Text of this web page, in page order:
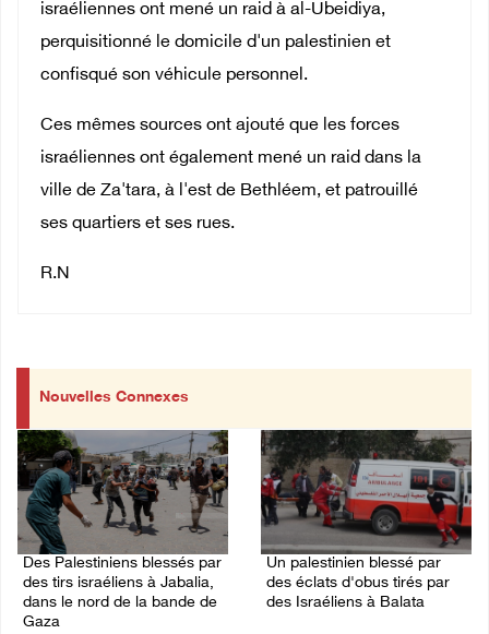
israéliennes ont mené un raid à al-Ubeidiya,
perquisitionné le domicile d'un palestinien et
confisqué son véhicule personnel.
Ces mêmes sources ont ajouté que les forces
israéliennes ont également mené un raid dans la
ville de Za'tara, à l'est de Bethléem, et patrouillé
ses quartiers et ses rues.
R.N
Nouvelles Connexes
Des Palestiniens blessés par
des tirs israéliens à Jabalia,
dans le nord de la bande de
Gaza
Un palestinien blessé par
des éclats d'obus tirés par
des Israéliens à Balata